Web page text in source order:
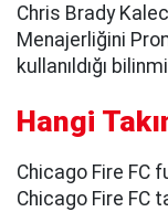
Chris Brady
Menajerliğini
kullanıldığı
Hangi
Chicago Fire FC
Chicago Fire FC